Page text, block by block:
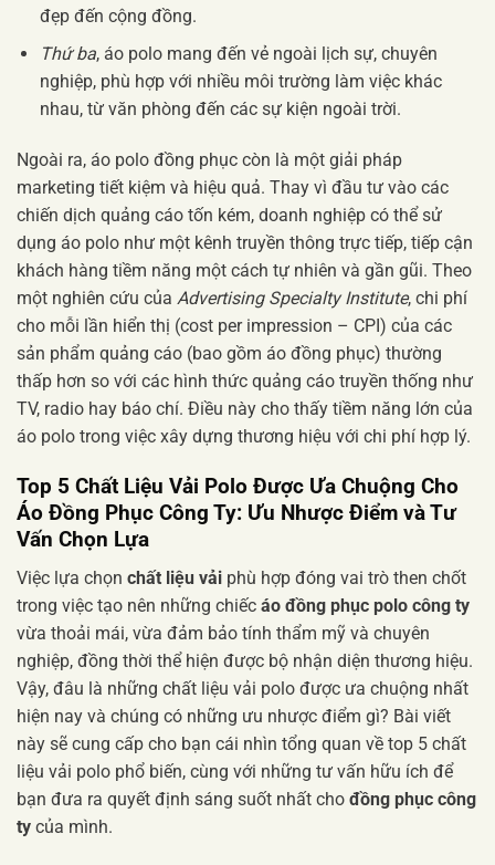
đẹp đến cộng đồng.
Thứ ba, áo polo mang đến vẻ ngoài lịch sự, chuyên
nghiệp, phù hợp với nhiều môi trường làm việc khác
nhau, từ văn phòng đến các sự kiện ngoài trời.
Ngoài ra, áo polo đồng phục còn là một giải pháp
marketing tiết kiệm và hiệu quả. Thay vì đầu tư vào các
chiến dịch quảng cáo tốn kém, doanh nghiệp có thể sử
dụng áo polo như một kênh truyền thông trực tiếp, tiếp cận
khách hàng tiềm năng một cách tự nhiên và gần gũi. Theo
một nghiên cứu của Advertising Specialty Institute, chi phí
cho mỗi lần hiển thị (cost per impression – CPI) của các
sản phẩm quảng cáo (bao gồm áo đồng phục) thường
thấp hơn so với các hình thức quảng cáo truyền thống như
TV, radio hay báo chí. Điều này cho thấy tiềm năng lớn của
áo polo trong việc xây dựng thương hiệu với chi phí hợp lý.
Top 5 Chất Liệu Vải Polo Được Ưa Chuộng Cho
Áo Đồng Phục Công Ty: Ưu Nhược Điểm và Tư
Vấn Chọn Lựa
Việc lựa chọn chất liệu vải phù hợp đóng vai trò then chốt
trong việc tạo nên những chiếc áo đồng phục polo công ty
vừa thoải mái, vừa đảm bảo tính thẩm mỹ và chuyên
nghiệp, đồng thời thể hiện được bộ nhận diện thương hiệu.
Vậy, đâu là những chất liệu vải polo được ưa chuộng nhất
hiện nay và chúng có những ưu nhược điểm gì? Bài viết
này sẽ cung cấp cho bạn cái nhìn tổng quan về top 5 chất
liệu vải polo phổ biến, cùng với những tư vấn hữu ích để
bạn đưa ra quyết định sáng suốt nhất cho đồng phục công
ty của mình.